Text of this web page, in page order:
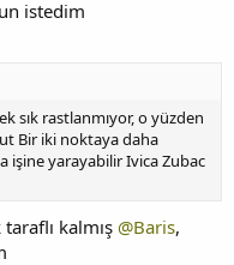
istedim
sık rastlanmıyor, o yüzden
Bir iki noktaya daha
işine yarayabilir Ivica Zubac
kalmış @Baris,